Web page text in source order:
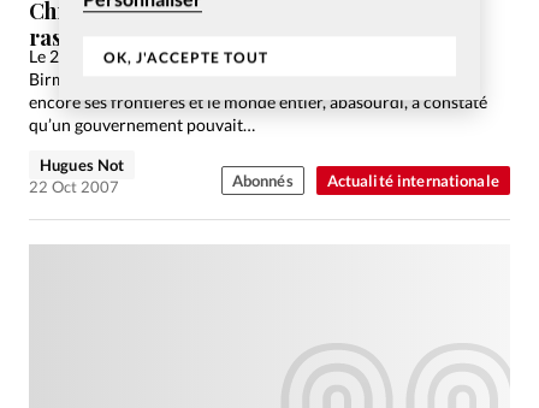
OK, J'ACCEPTE TOUT
Actualité internationale
Chronique d’Hugues Not, « Sarkozy 1er le
rassembleur »
Le 2 mai dernier, le cyclone Nargis dévastait une partie de la
Birmanie. La junte militaire au pouvoir a aussitôt bloqué plus
encore ses frontières et le monde entier, abasourdi, a constaté
qu’un gouvernement pouvait…
Hugues Not
22 Oct 2007
Abonnés